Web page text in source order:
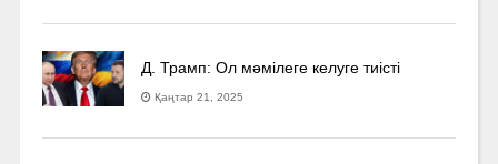
Д. Трамп: Ол мәмілеге келуге тиісті
Қаңтар 21, 2025